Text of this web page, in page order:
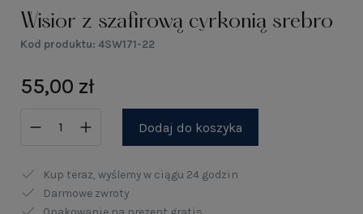
Wisior z szafirową cyrkonią srebro
Kod produktu: 4SW171-22
55,00 zł
Dodaj do koszyka
Kup teraz, wyślemy w ciągu 24 godzin
Darmowe zwroty